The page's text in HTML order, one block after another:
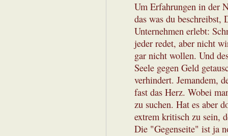
Um Erfahrungen in der
das was du
Unternehmen erlebt:
jeder redet, aber nicht
gar nicht wollen. Und
Seele gegen Geld
verhindert. Jemandem,
fast das Herz. Wobei
zu suchen. Hat es aber
extrem kritisch zu sein,
Die "Gegenseite" ist ja